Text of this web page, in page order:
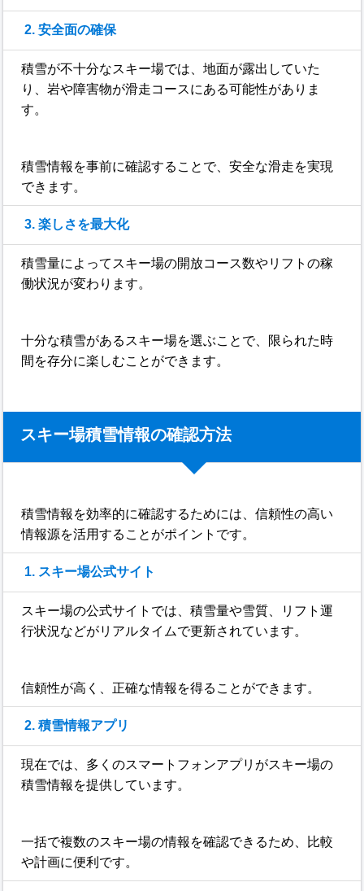
2. 安全面の確保
積雪が不十分なスキー場では、地面が露出していた
り、岩や障害物が滑走コースにある可能性がありま
す。
積雪情報を事前に確認することで、安全な滑走を実現
できます。
3. 楽しさを最大化
積雪量によってスキー場の開放コース数やリフトの稼
働状況が変わります。
十分な積雪があるスキー場を選ぶことで、限られた時
間を存分に楽しむことができます。
スキー場積雪情報の確認方法
積雪情報を効率的に確認するためには、信頼性の高い
情報源を活用することがポイントです。
1. スキー場公式サイト
スキー場の公式サイトでは、積雪量や雪質、リフト運
行状況などがリアルタイムで更新されています。
信頼性が高く、正確な情報を得ることができます。
2. 積雪情報アプリ
現在では、多くのスマートフォンアプリがスキー場の
積雪情報を提供しています。
一括で複数のスキー場の情報を確認できるため、比較
や計画に便利です。